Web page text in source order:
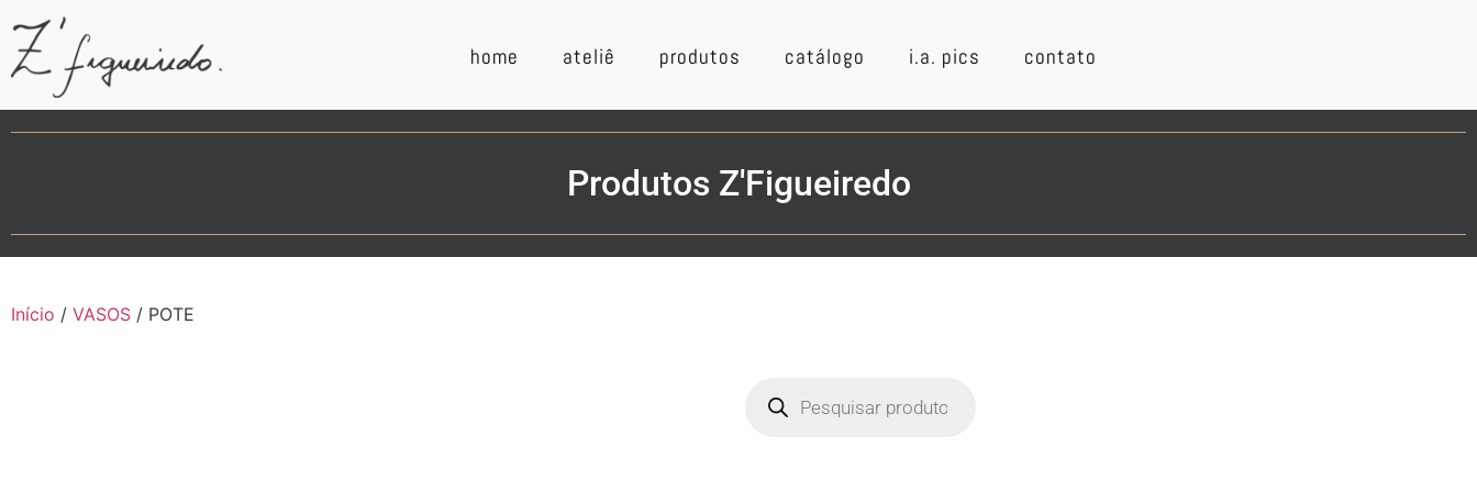
home ateliê produtos catálogo i.a. pics contato
Produtos Z'Figueiredo
Início / VASOS / POTE